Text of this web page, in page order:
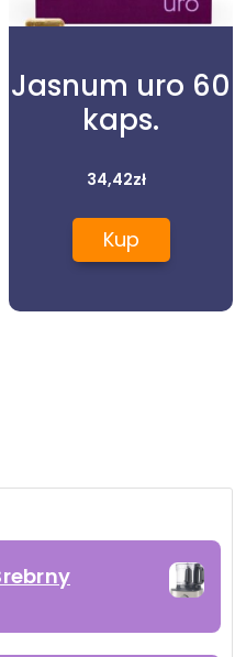
Jasnum uro 60
kaps.
34,42zł
Kup